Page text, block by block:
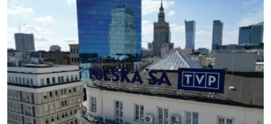
VIDEO
FOTOQALEREYA
İNFOQRAFIKA
KARIKATURA
RADIO ARXIV
OXU ZALI
AZƏRBAYCAN ƏDƏBIYYATI KITABXANASI
İSLAM VƏ DEMOKRATIYA
İZ - MƏDƏNIYYƏT PROQRAMI
HAQQIMIZDA
MISSIYAMIZ
PEŞƏ ETIKASI VƏ JURNALISTIKA STANDARTLARIMIZ
MATERIALLARIMIZDAN ISTIFADƏ
BIZI IZLƏ